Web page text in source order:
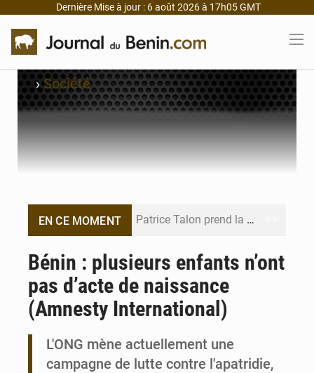
Dernière Mise à jour : 6 août 2026 à 17h05 GMT
›Société
EN CE MOMENT Patrice Talon prend la tête du premier bureau du Sénat du Bénin
Bénin : plusieurs enfants n’ont
pas d’acte de naissance
(Amnesty International)
L'ONG mène actuellement une
campagne de lutte contre l'apatridie,